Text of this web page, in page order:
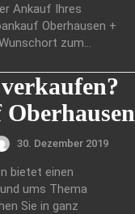
Ankauf Ihres
Oberhausen +
zum...
30. Dezember 2019
bietet einen
ums Thema
Sie in ganz